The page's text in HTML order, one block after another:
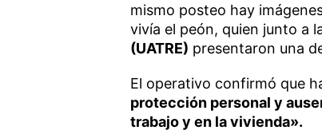
mismo posteo hay
vivía el peón, quien junto a
(UATRE) presentaron una
El operativo confirmó que
protección personal y
trabajo y en la vivienda».